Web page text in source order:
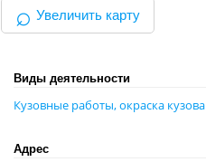
⌕ Увеличить карту
Виды деятельности
Кузовные работы, окраска кузова
Адрес